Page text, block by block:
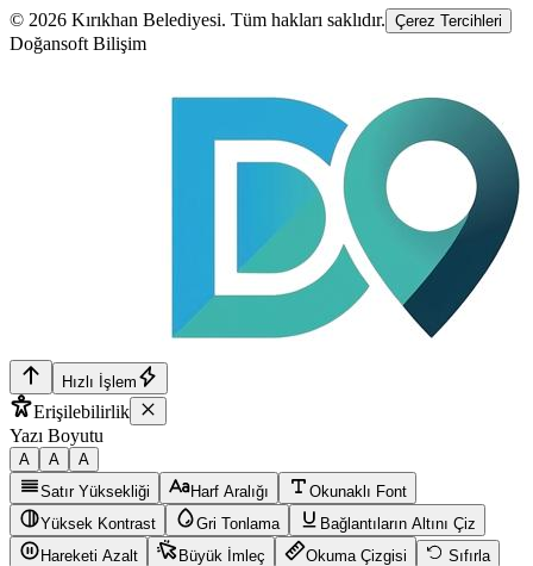
© 2026 Kırıkhan Belediyesi. Tüm hakları saklıdır. Çerez Tercihleri
Doğansoft Bilişim
Hızlı İşlem
Erişilebilirlik
Yazı Boyutu
A A
A
Satır Yüksekliği
Harf Aralığı
Okunaklı Font
Yüksek Kontrast
Gri Tonlama
Bağlantıların Altını Çiz
Hareketi Azalt
Büyük İmleç Okuma Çizgisi Sıfırla